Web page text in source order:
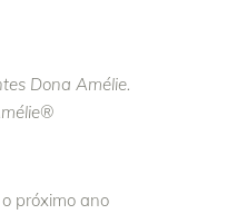
Dona Amélie.
próximo ano